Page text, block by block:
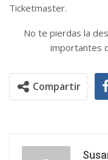
Ticketmaster.
No te pierdas la
importantes
Compartir